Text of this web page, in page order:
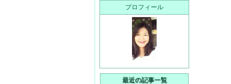
プロフィール
最近の記事一覧